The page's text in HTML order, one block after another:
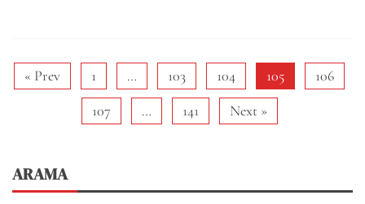
« Prev 1 … 103 104 105
106
107
… 141 Next »
ARAMA